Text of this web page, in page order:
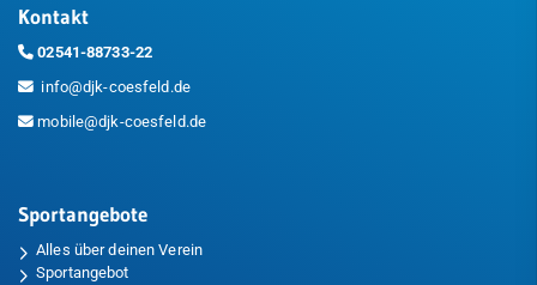
Kontakt
02541-88733-22
info@djk-coesfeld.de
mobile@djk-coesfeld.de
Sportangebote
Alles über deinen Verein
Sportangebot